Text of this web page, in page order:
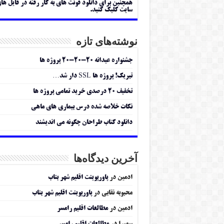
همچنین برای دانلود فونت های به کار رفته در فایل
سایت کلیک کنید.
نوشته‌های تازه
جشنواره عیدانه ۲۰-۲۰-۲۰ پروژه ها
تبریک! پروژه ها SSL دار شد…
تخفیف ۲۰ درصدی خرید تمامی پروژه ها
نکات خلاصه شده درس بیماری های ماهی
دانلود کتاب طراحان چگونه می اندیشند
آخرین دیدگاه‌ها
ادمین درپاورپوینت اقلیم شهر بناب
محبوبه نقابی درپاورپوینت اقلیم شهر بناب
ادمین درمطالعات اقلیم رامسر